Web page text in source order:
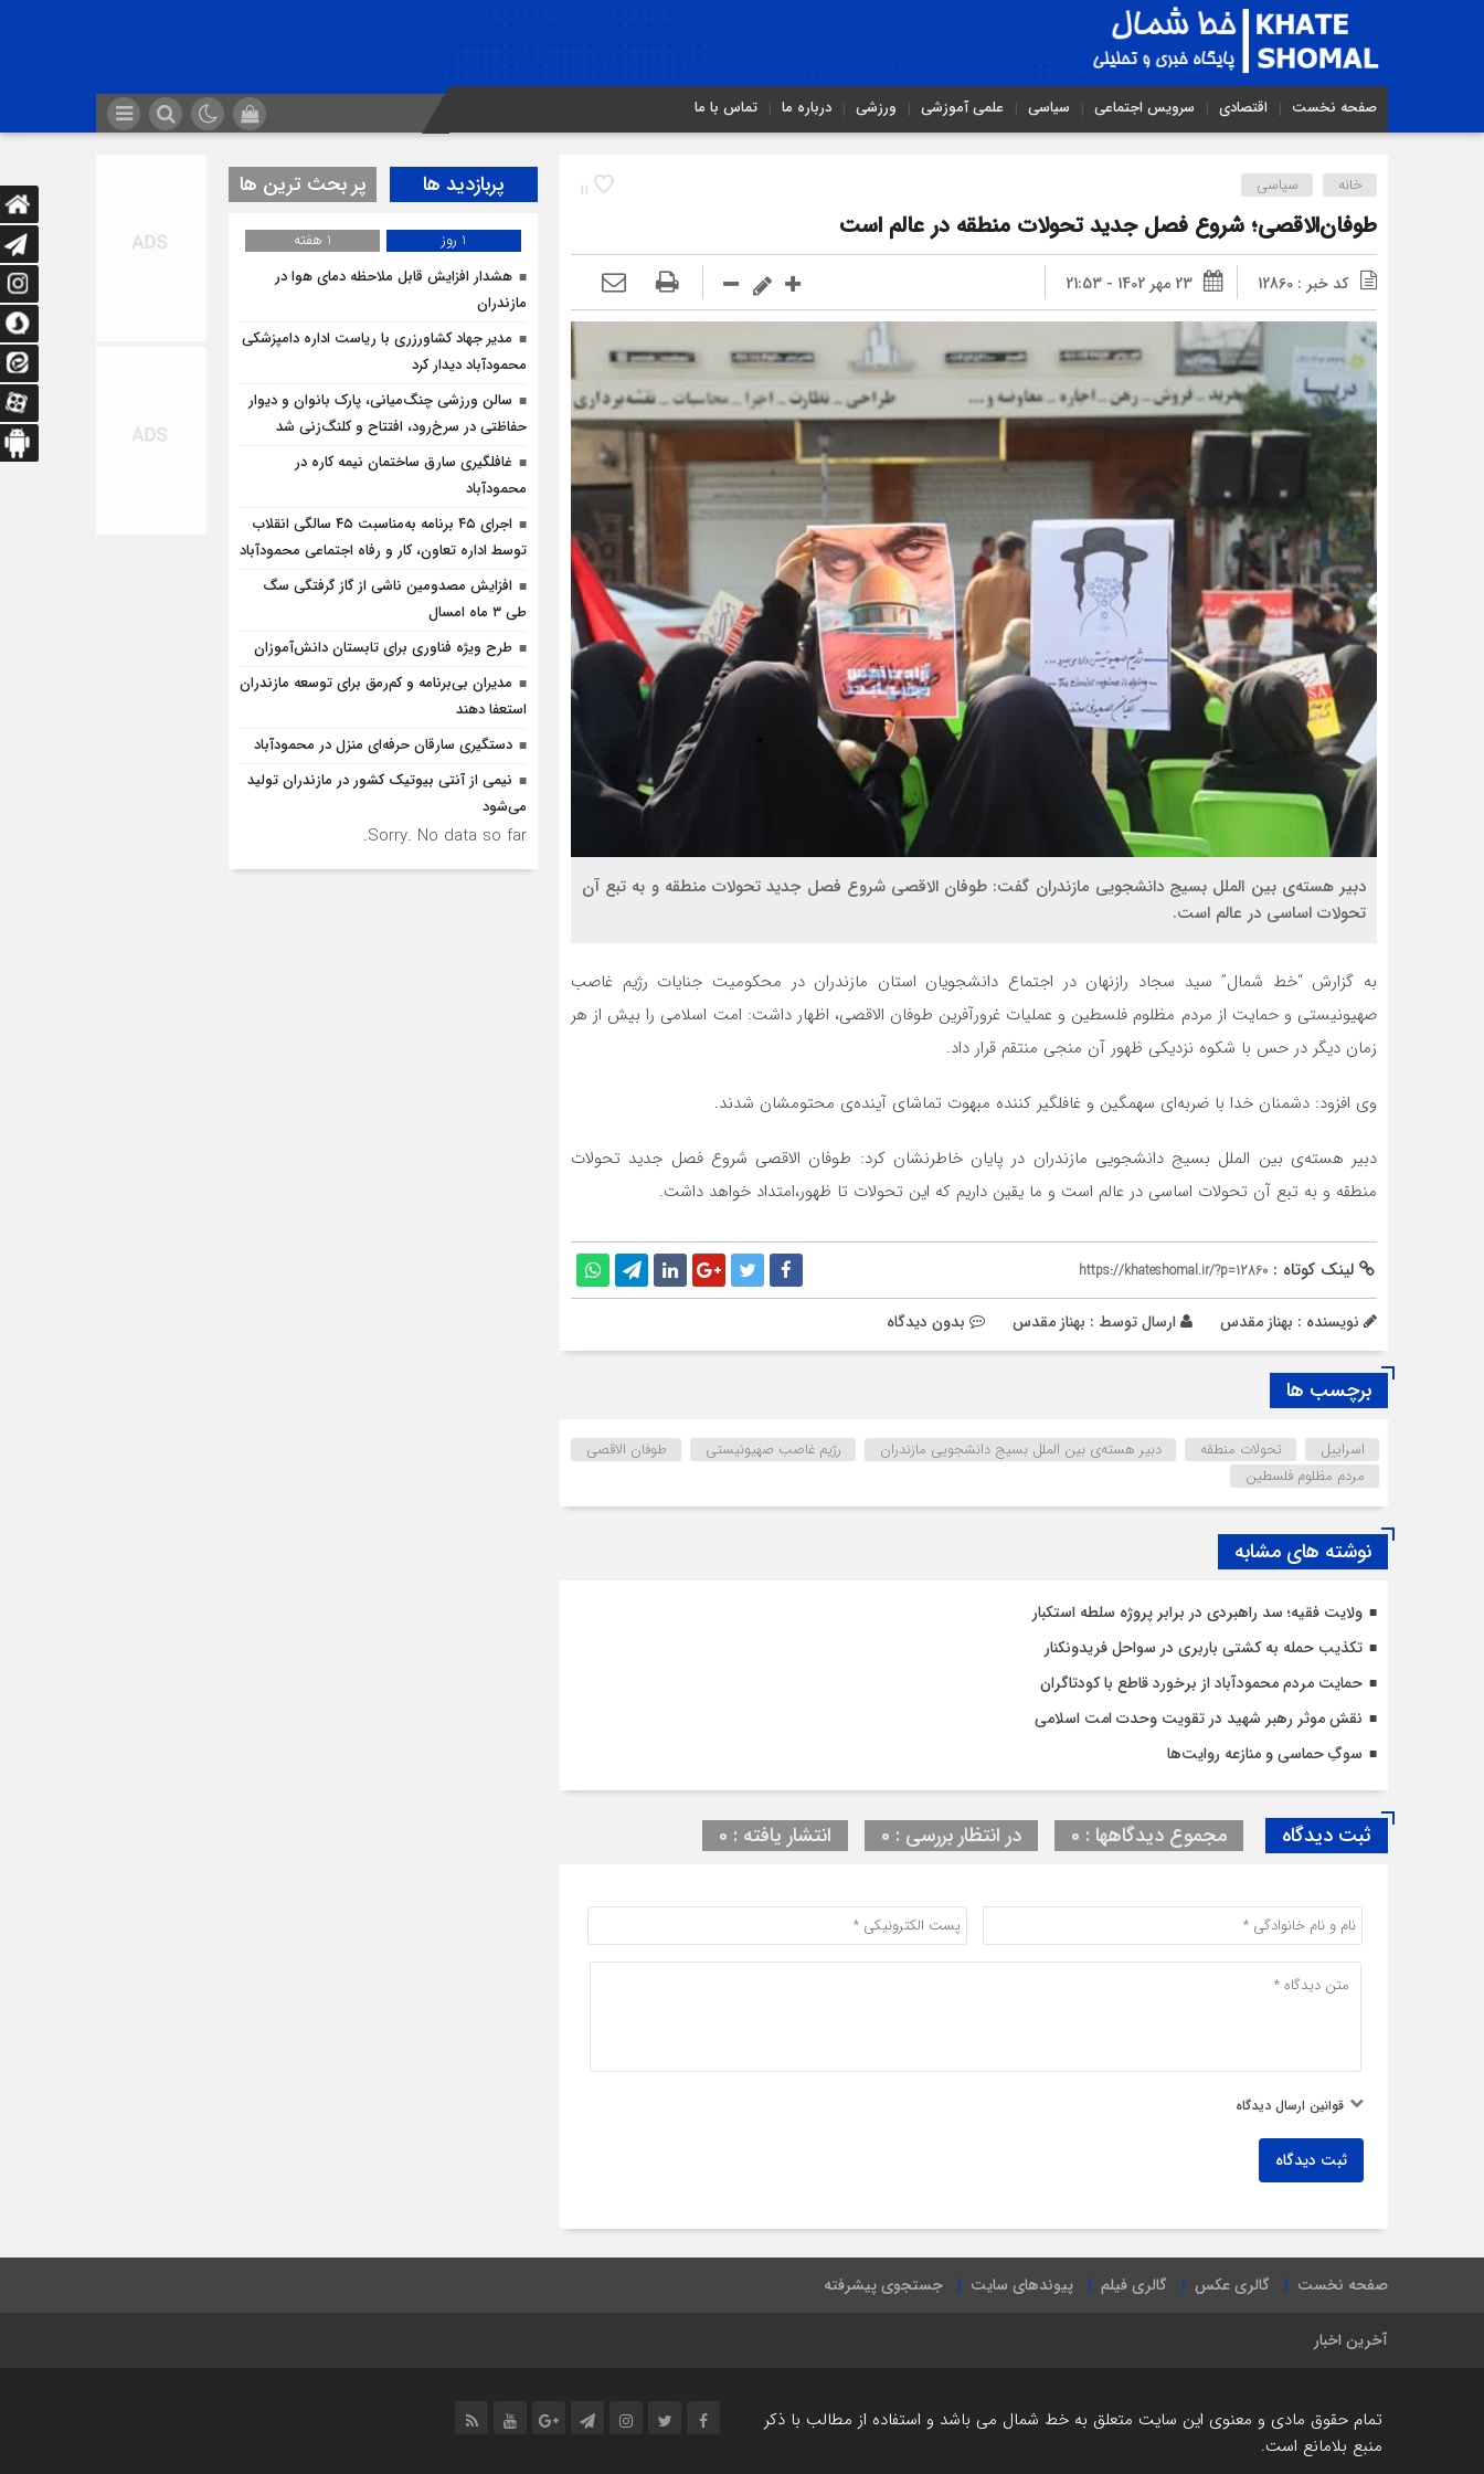
صفحه نخست اقتصادی سرویس اجتماعی سیاسی علمی آموزشی ورزشی درباره ما تماس با ما
11 خانه سیاسی
طوفان‌الاقصی؛ شروع فصل جدید تحولات منطقه در عالم است
کد خبر : 12860 23 مهر 1402 - 21:53
دبیر هسته‌ی بین الملل بسیج دانشجویی مازندران گفت: طوفان الاقصی شروع فصل جدید تحولات منطقه و به تبع آن
تحولات اساسی در عالم است.
به گزارش “خط شمال” سید سجاد رازنهان در اجتماع دانشجویان استان مازندران در محکومیت جنایات رژیم غاصب
صهیونیستی و حمایت از مردم مظلوم فلسطین و عملیات غرورآفرین طوفان الاقصی، اظهار داشت: امت اسلامی را بیش از هر
زمان دیگر در حس با شکوه نزدیکی ظهور آن منجی منتقم قرار داد.
وی افزود: دشمنان خدا با ضربه‌ای سهمگین و غافلگیر کننده مبهوت تماشای آینده‌ی محتومشان شدند.
دبیر هسته‌ی بین الملل بسیج دانشجویی مازندران در پایان خاطرنشان کرد: طوفان الاقصی شروع فصل جدید تحولات
منطقه و به تبع آن تحولات اساسی در عالم است و ما یقین داریم که این تحولات تا ظهور،امتداد خواهد داشت.
لینک کوتاه : https://khateshomal.ir/?p=12860
نویسنده : بهناز مقدس ارسال توسط : بهناز مقدس بدون دیدگاه
برچسب ها
اسراییل تحولات منطقه دبیر هسته‌ی بین الملل بسیج دانشجویی مازندران رژیم غاصب صهیونیستی
طوفان الاقصی
مردم مظلوم فلسطین
نوشته های مشابه
ولایت فقیه؛ سد راهبردی در برابر پروژه سلطه استکبار
تکذیب حمله به کشتی باربری در سواحل فریدونکنار
حمایت مردم محمودآباد از برخورد قاطع با کودتاگران
نقش موثر رهبر شهید در تقویت وحدت امت اسلامی
سوگِ حماسی و منازعه روایت‌ها
ثبت دیدگاه مجموع دیدگاهها : 0 در انتظار بررسی : 0 انتشار یافته : 0
قوانین ارسال دیدگاه
ثبت دیدگاه
پربازدید ها پر بحث ترین ها
1 روز
1 هفته
هشدار افزایش قابل ملاحظه دمای هوا در
مازندران
مدیر جهاد کشاورزری با ریاست اداره دامپزشکی
محمودآباد دیدار کرد
سالن ورزشی چنگ‌میانی، پارک بانوان و دیوار
حفاظتی در سرخ‌رود، افتتاح و کلنگ‌زنی شد
غافلگيري سارق ساختمان نيمه کاره در
محمودآباد
اجرای ۴۵ برنامه به‌مناسبت ۴۵ سالگی انقلاب
توسط اداره تعاون، کار و رفاه اجتماعی محمودآباد
افزایش مصدومین ناشی از گاز گرفتگی سگ
طی ۳ ماه امسال
طرح ویژه فناوری برای تابستان دانش‌آموزان
مدیران بی‌برنامه و کم‌رمق برای توسعه مازندران
استعفا دهند
دستگیری سارقان حرفه‌ای منزل در محمودآباد
نیمی از آنتی بیوتیک کشور در مازندران تولید
می‌شود
Sorry. No data so far.
صفحه نخست گالری عکس گالری فیلم پیوندهای سایت جستجوی پیشرفته
آخرین اخبار
تمام حقوق مادی و معنوی این سایت متعلق به خط شمال می باشد و استفاده از مطالب با ذکر
منبع بلامانع است.